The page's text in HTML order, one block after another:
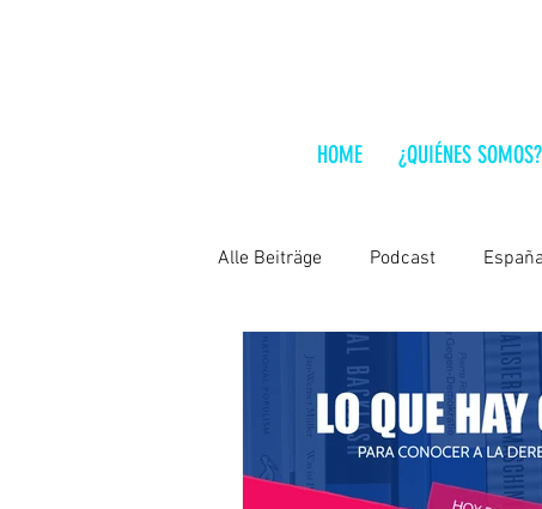
HOME ¿QUIÉNES SOMOS?
Alle Beiträge Podcast España
Lo que hay que leer India
Hungría Análisis